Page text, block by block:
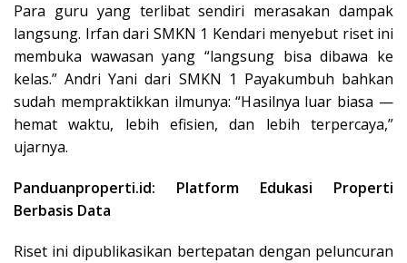
Para guru yang terlibat sendiri merasakan dampak
langsung. Irfan dari SMKN 1 Kendari menyebut riset ini
membuka wawasan yang “langsung bisa dibawa ke
kelas.” Andri Yani dari SMKN 1 Payakumbuh bahkan
sudah mempraktikkan ilmunya: “Hasilnya luar biasa —
hemat waktu, lebih efisien, dan lebih terpercaya,”
ujarnya.
Panduanproperti.id: Platform Edukasi Properti
Berbasis Data
Riset ini dipublikasikan bertepatan dengan peluncuran